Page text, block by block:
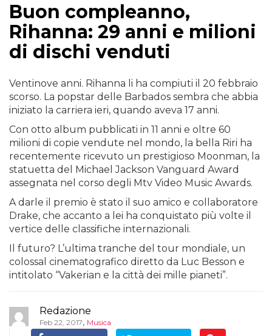
Buon compleanno,
Rihanna: 29 anni e milioni
di dischi venduti
Ventinove anni. Rihanna li ha compiuti il 20 febbraio
scorso. La popstar delle Barbados sembra che abbia
iniziato la carriera ieri, quando aveva 17 anni.
Con otto album pubblicati in 11 anni e oltre 60
milioni di copie vendute nel mondo, la bella Riri ha
recentemente ricevuto un prestigioso Moonman, la
statuetta del Michael Jackson Vanguard Award
assegnata nel corso degli Mtv Video Music Awards.
A darle il premio è stato il suo amico e collaboratore
Drake, che accanto a lei ha conquistato più volte il
vertice delle classifiche internazionali.
Il futuro? L’ultima tranche del tour mondiale, un
colossal cinematografico diretto da Luc Besson e
intitolato “Vakerian e la città dei mille pianeti”.
Redazione
Feb 22, 2017, Musica